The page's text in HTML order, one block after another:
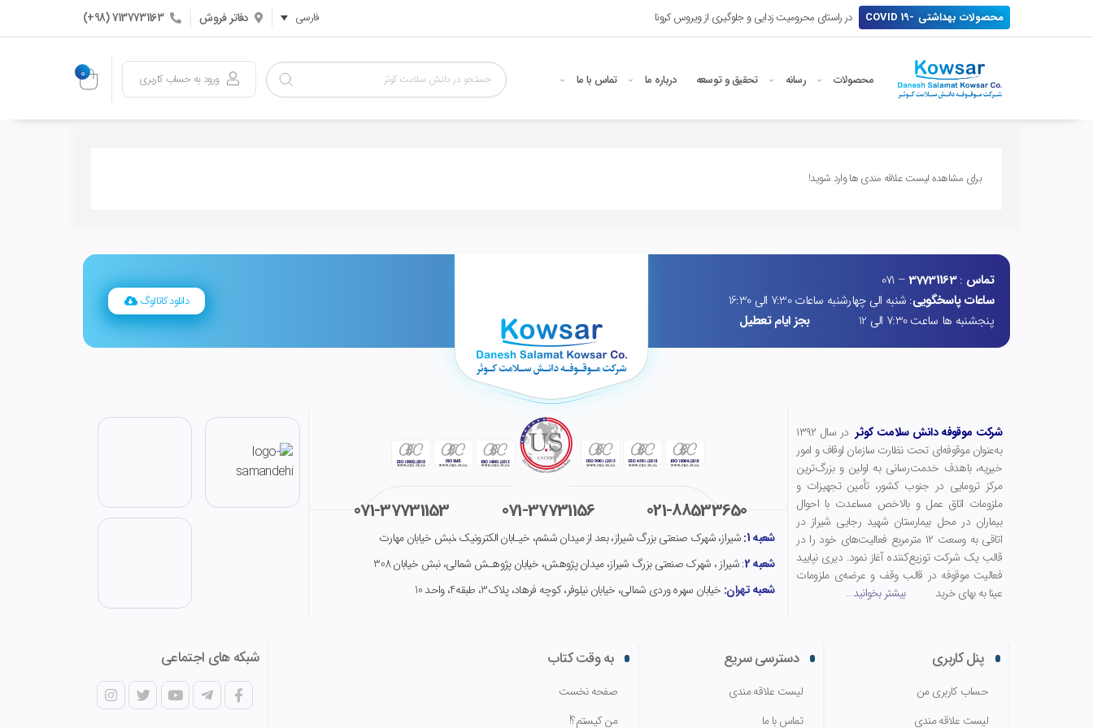
محصولات بهداشتی -19 COVID در راستای محرومیت زدایی و جلوگیری از ویروس کرونا فارسی دفاتر فروش 7137731163 (98+)
محصولات رسانه تحقیق و توسعه درباره ما تماس با ما ورود به حساب كاربری 0
برای مشاهده لیست علاقه مندی ها وارد شوید!
تماس :
37731163
– 071
ساعات پاسخگویی: شنبه الی چهارشنبه ساعات 7:30 الی 16:30
پنجشنبه ها ساعت 7:30 الی 12
بجز ایام تعطیل
دانلود کاتالوگ
شرکت موقوفه دانش سلامت کوثر
در سال ۱۳۹۲
به‌عنوان موقوفه‌ای تحت نظارت سازمان اوقاف و امور
خیریه، باهدف خدمت‌رسانی به اولین و بزرگ‌ترین
مرکز ترومایی در جنوب کشور، تأمین تجهیزات و
ملزومات اتاق عمل و بالاخص مساعدت با احوال
بیماران در محل بیمارستان شهید رجایی شیراز در
اتاقی به وسعت ۱۲ مترمربع فعالیت‌های خود را در
قالب یک شرکت توزیع‌کننده آغاز نمود. دیری نپایید
فعالیت موقوفه در قالب وقف و عرضه‌ی ملزومات
عینا به بهای خریدبیشتر بخوانید…
021-88533650
071-37731156
071-37731153
شعبه 1: شیراز، شهرک صنعتی بزرگ شیراز، بعد از میدان ششم، خیـابان الکترونیک ،نبش خیابان مهارت
شعبه 2 :شیراز ، شهرک صنعتی بزرگ شیراز، میدان پژوهش، خیابان پژوهـش شمالی، نبش خیابان 308
شعبه تهران: خیابان سهره وردی شمالی، خیابان نیلوفر، کوچه فرهاد، پلاک3، طبقه4، واحد 10
پنل کاربری
حساب کاربری من
لیست علاقه مندی
دسترسی سریع
لیست علاقه مندی
تماس با ما
به وقت کتاب
صفحه نخست
من کیستم؟!
شبکه های اجتماعی